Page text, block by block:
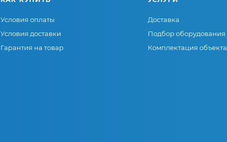
Условия оплаты
Условия доставки
Гарантия на товар
Доставка
Подбор оборудования
Комплектация объекта